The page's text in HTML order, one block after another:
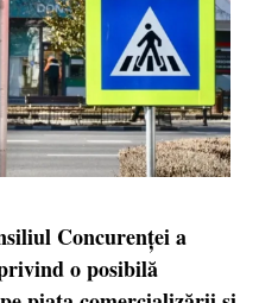
Concurenței a
o posibilă